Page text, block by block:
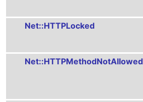
Net::HTTPLocked
Net::HTTPMethodNotAllowed